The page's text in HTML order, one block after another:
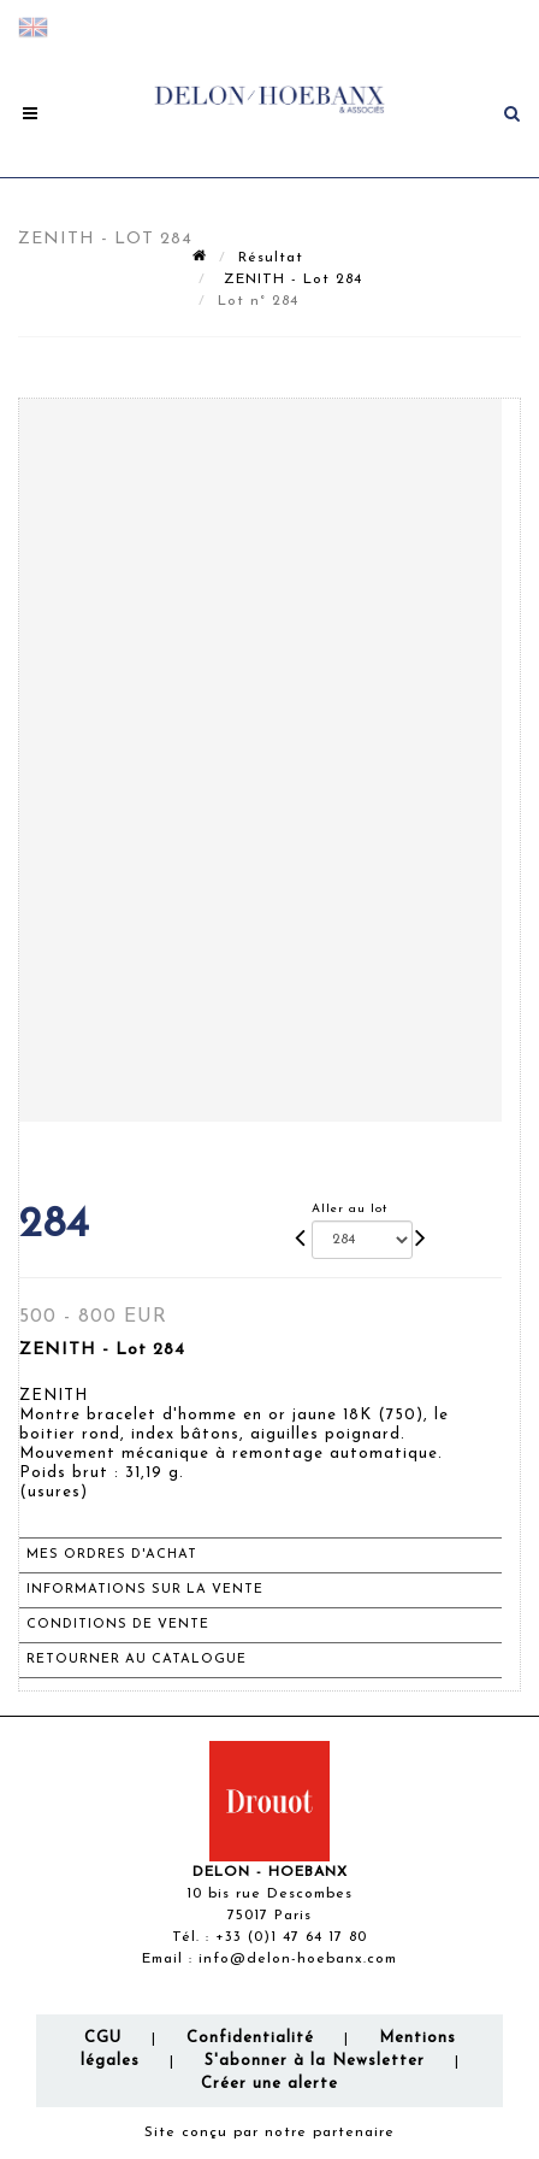
ZENITH - LOT 284
Résultat
ZENITH - Lot 284
Lot n° 284
284 Aller au lot
500 - 800 EUR
ZENITH - Lot 284
ZENITH
Montre bracelet d'homme en or jaune 18K (750), le
boitier rond, index bâtons, aiguilles poignard.
Mouvement mécanique à remontage automatique.
Poids brut : 31,19 g.
(usures)
MES ORDRES D'ACHAT
INFORMATIONS SUR LA VENTE
CONDITIONS DE VENTE
RETOURNER AU CATALOGUE
DELON - HOEBANX
10 bis rue Descombes
75017 Paris
Tél. : +33 (0)1 47 64 17 80
Email : info@delon-hoebanx.com
CGU Confidentialité
Mentions
légales
S'abonner à la Newsletter
Créer une alerte
Site conçu par notre partenaire